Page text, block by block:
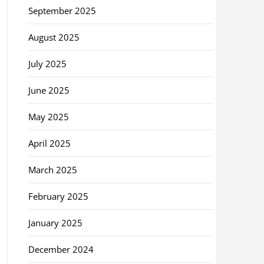
September 2025
August 2025
July 2025
June 2025
May 2025
April 2025
March 2025
February 2025
January 2025
December 2024